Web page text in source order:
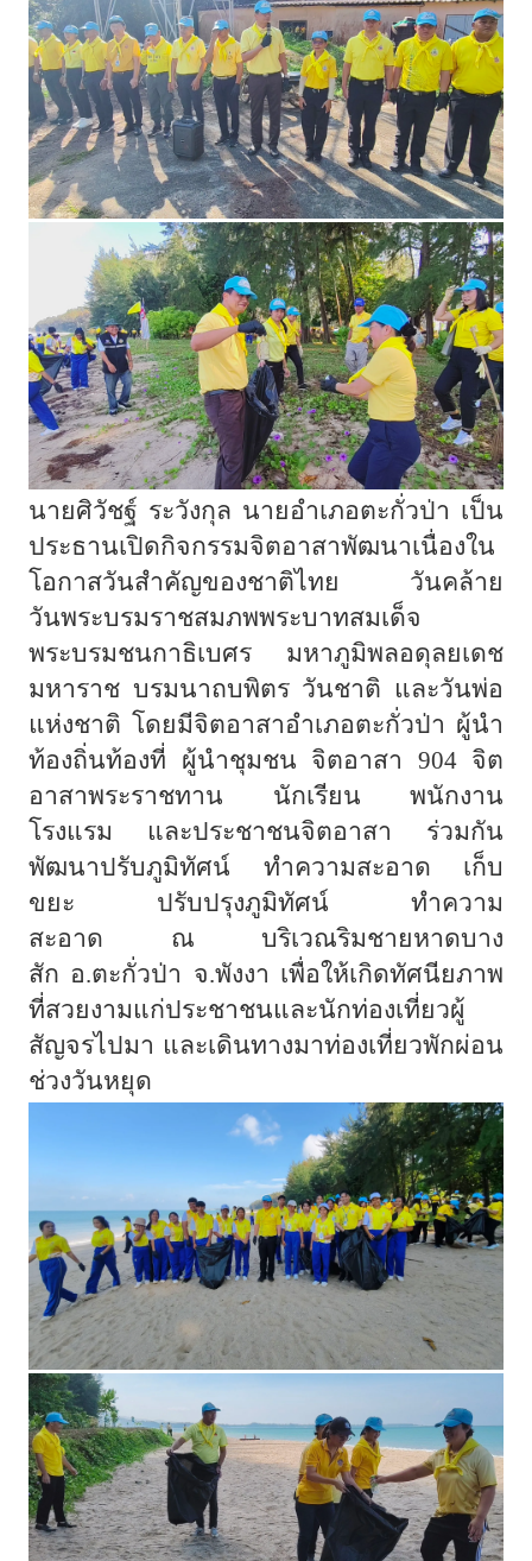
นายศิวัชฐ์ ระวังกุล นายอำเภอตะกั่วป่า เป็น
ประธานเปิดกิจกรรมจิตอาสาพัฒนาเนื่องใน
โอกาสวันสำคัญของชาติไทย
วันคล้าย
วันพระบรมราชสมภพพระบาทสมเด็จ
พระบรมชนกาธิเบศร
มหาภูมิพลอดุลยเดช
มหาราช บรมนาถบพิตร วันชาติ และวันพ่อ
แห่งชาติ โดยมีจิตอาสาอำเภอตะกั่วป่า ผู้นำ
ท้องถิ่นท้องที่
ผู้นำชุมชน จิตอาสา 904 จิต
อาสาพระราชทาน
นักเรียน
พนักงาน
โรงแรม
และประชาชนจิตอาสา
ร่วมกัน
พัฒนาปรับภูมิทัศน์
ทำความสะอาด
เก็บ
ขยะ
ปรับปรุงภูมิทัศน์
ทำความ
สะอาด
ณ
บริเวณริมชายหาดบาง
สัก อ.ตะกั่วป่า จ.พังงา เพื่อให้เกิดทัศนียภาพ
ที่สวยงามแก่ประชาชนและนักท่องเที่ยวผู้
สัญจรไปมา และเดินทางมาท่องเที่ยวพักผ่อน
ช่วงวันหยุด